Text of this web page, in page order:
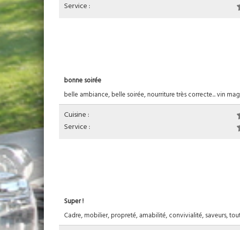
Service :
bonne soirée
belle ambiance, belle soirée, nourriture très correcte... vin
Cuisine :
Service :
Super !
Cadre, mobilier, propreté, amabilité, convivialité, saveurs,